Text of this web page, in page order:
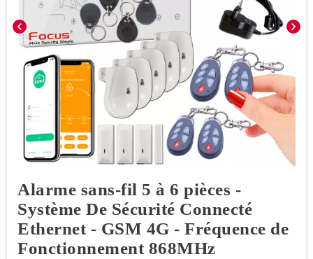
chevron_left chevron_right
Alarme sans-fil 5 à 6 pièces -
Système De Sécurité Connecté
Ethernet - GSM 4G - Fréquence de
Fonctionnement 868MHz